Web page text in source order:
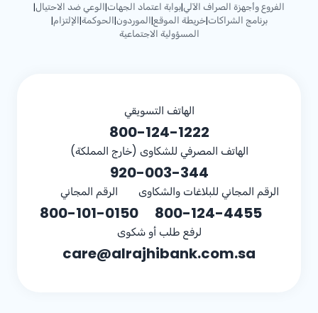
الفروع وأجهزة الصراف الآلي|بوابة اعتماد الجهات|الوعي ضد الاحتيال|
برنامج الشراكات|خريطة الموقع|الموردون|الحوكمة|الإلتزام|
المسؤولية الاجتماعية
الهاتف التسويقي
800-124-1222
الهاتف المصرفي للشكاوى (خارج المملكة)
920-003-344
الرقم المجاني للبلاغات والشكاوى
800-124-4455
الرقم المجاني
800-101-0150
لرفع طلب أو شكوى
care@alrajhibank.com.sa